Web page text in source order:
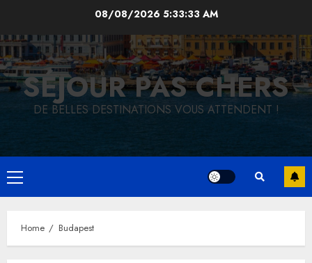
content
08/08/2026 5:33:34 AM
SÉJOUR PAS CHERS
DE BELLES DESTINATIONS VOUS ATTENDENT !
Primary
Menu
Home Budapest